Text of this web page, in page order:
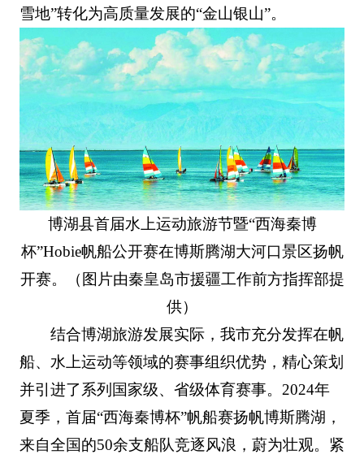
雪地”转化为高质量发展的“金山银山”。
博湖县首届水上运动旅游节暨“西海秦博
杯”Hobie帆船公开赛在博斯腾湖大河口景区扬帆
开赛。（图片由秦皇岛市援疆工作前方指挥部提
供）
结合博湖旅游发展实际，我市充分发挥在帆
船、水上运动等领域的赛事组织优势，精心策划
并引进了系列国家级、省级体育赛事。2024年
夏季，首届“西海秦博杯”帆船赛扬帆博斯腾湖，
来自全国的50余支船队竞逐风浪，蔚为壮观。紧